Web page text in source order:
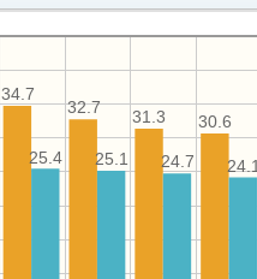
30.6
31.3
32.7
34.7
24.1
24.7
25.1
25.4